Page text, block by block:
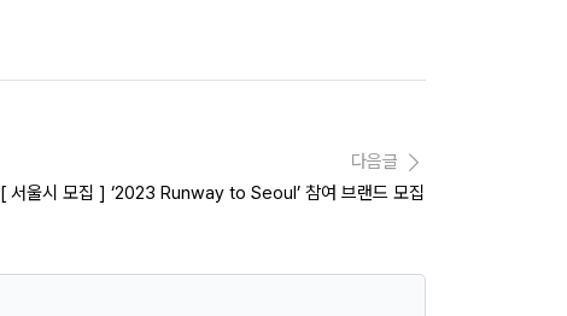
다음글
[ 서울시 모집 ] ‘2023 Runway to Seoul’ 참여 브랜드 모집